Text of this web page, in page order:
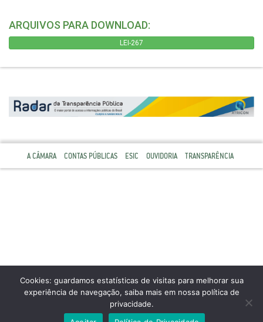
ARQUIVOS PARA DOWNLOAD:
LEI-267
A CÂMARA CONTAS PÚBLICAS ESIC OUVIDORIA TRANSPARÊNCIA
Cookies: guardamos estatísticas de visitas para melhorar sua
experiência de navegação, saiba mais em nossa política de
privacidade.